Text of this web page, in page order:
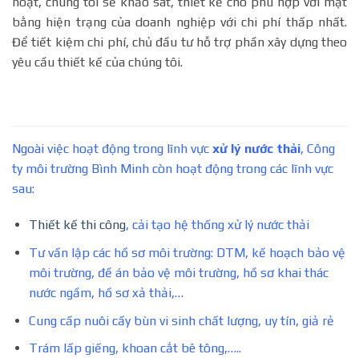
bằng hiện trạng của doanh nghiệp với chi phí thấp nhất.
Để tiết kiệm chi phí, chủ đầu tư hỗ trợ phần xây dựng theo
yêu cầu thiết kế của chúng tôi.
Ngoài việc hoạt động trong lĩnh vực xử lý nước thải, Công
ty môi trường Bình Minh còn hoạt động trong các lĩnh vực
sau:
Thiết kế thi công, cải tạo hệ thống xử lý nước thải
Tư vấn lập các hồ sơ môi trường: DTM, kế hoạch bảo vệ
môi trường, đề án bảo vệ môi trường, hồ sơ khai thác
nước ngầm, hồ sơ xả thải,…
Cung cấp nuôi cấy bùn vi sinh chất lượng, uy tín, giả rẻ
Trám lấp giếng, khoan cắt bê tông,…..